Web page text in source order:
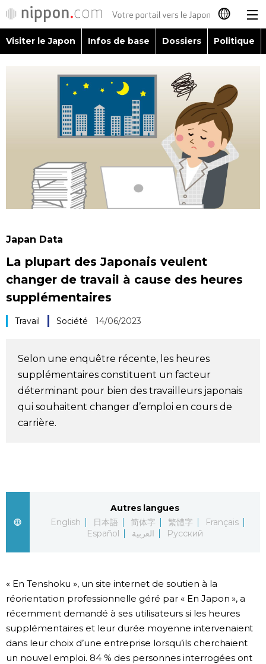
日本語
English
简体字
繁體字
Español
العربية
Visiter le Japon
Dossiers
Société
Culture
Le japonais
En plus
Personnages
Chroniques
Images
Tokyo
Visiter le Japon Infos de base Dossiers Politique
Japan Data
La plupart des Japonais veulent
changer de travail à cause des heures
supplémentaires
Travail Société 14/06/2023
Selon une enquêtre récente, les heures
supplémentaires constituent un facteur
déterminant pour bien des travailleurs japonais
qui souhaitent changer d’emploi en cours de
carrière.
Autres langues
English
日本語 简体字 繁體字
Français
Español
العربية Русский
« En Tenshoku », un site internet de soutien à la
réorientation professionnelle géré par « En Japon », a
récemment demandé à ses utilisateurs si les heures
supplémentaires et leur durée moyenne intervenaient
dans leur choix d’une entreprise lorsqu’ils cherchaient
un nouvel emploi. 84 % des personnes interrogées ont